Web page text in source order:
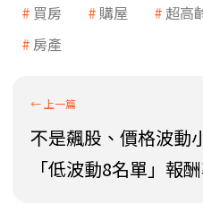
買房 購屋 超高
房產
不是飆股、價格波動
「低波動8名單」報